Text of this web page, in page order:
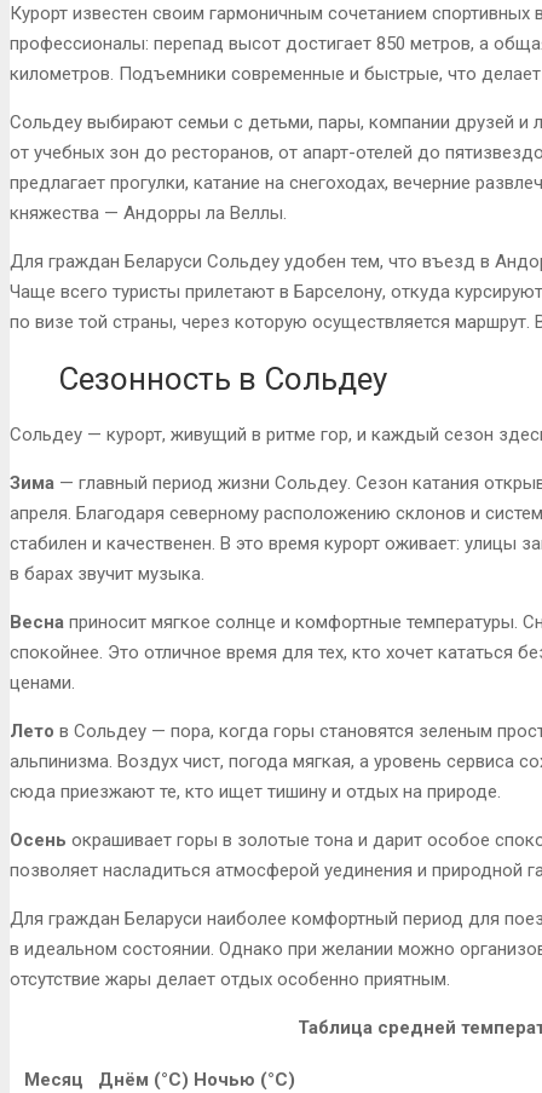
Курорт известен своим гармоничным сочетанием
профессионалы: перепад высот достигает 850 метров, а
километров. Подъемники современные и быстрые, что
Сольдеу выбирают семьи с детьми, пары, компании друзей и
от учебных зон до ресторанов, от апарт-отелей до
предлагает прогулки, катание на снегоходах, вечерние
княжества — Андорры ла Веллы.
Для граждан Беларуси Сольдеу удобен тем, что въезд в
Чаще всего туристы прилетают в Барселону, откуда
по визе той страны, через которую осуществляется маршрут.
Сезонность в Сольдеу
Сольдеу — курорт, живущий в ритме гор, и каждый сезон
Зима — главный период жизни Сольдеу. Сезон катания
апреля. Благодаря северному расположению склонов и
стабилен и качественен. В это время курорт оживает: улицы
в барах звучит музыка.
Весна приносит мягкое солнце и комфортные температуры.
спокойнее. Это отличное время для тех, кто хочет кататься
ценами.
Лето в Сольдеу — пора, когда горы становятся зеленым
альпинизма. Воздух чист, погода мягкая, а уровень сервиса
сюда приезжают те, кто ищет тишину и отдых на природе.
Осень окрашивает горы в золотые тона и дарит особое
позволяет насладиться атмосферой уединения и природной
Для граждан Беларуси наиболее комфортный период для
в идеальном состоянии. Однако при желании можно
отсутствие жары делает отдых особенно приятным.
Таблица средней
Месяц Днём (°C) Ночью (°C)